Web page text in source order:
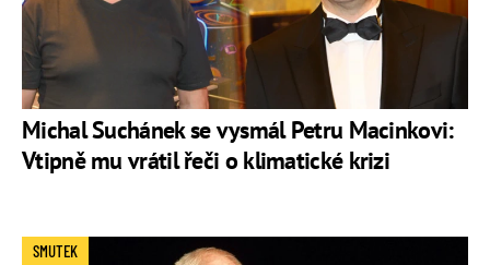
Michal Suchánek se vysmál Petru Macinkovi:
Vtipně mu vrátil řeči o klimatické krizi
SMUTEK